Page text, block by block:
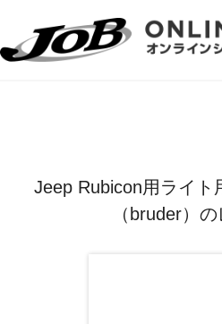
Jeep Rubicon用ライト
（bruder）